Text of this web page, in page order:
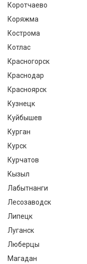
Коротчаево
Коряжма
Кострома
Котлас
Красногорск
Краснодар
Красноярск
Кузнецк
Куйбышев
Курган
Курск
Курчатов
Кызыл
Лабытнанги
Лесозаводск
Липецк
Луганск
Люберцы
Магадан